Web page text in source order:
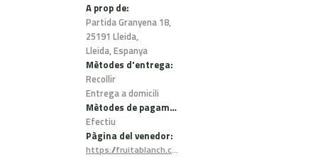
A prop de:
Partida Granyena 18,
25191 Lleida,
Lleida, Espanya
Mètodes d'entrega:
Recollir
Entrega a domicili
Mètodes de pagament:
Efectiu
Pàgina del venedor:
https://fruitablanch.com/